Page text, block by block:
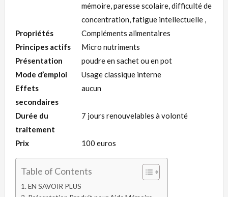
mémoire, paresse scolaire, difficulté de
concentration, fatigue intellectuelle ,
Propriétés
Compléments alimentaires
Principes actifs
Micro nutriments
Présentation
poudre en sachet ou en pot
Mode d’emploi
Usage classique interne
Effets
secondaires
aucun
Durée du
traitement
7 jours renouvelables à volonté
Prix 100 euros
Table of Contents
EN SAVOIR PLUS